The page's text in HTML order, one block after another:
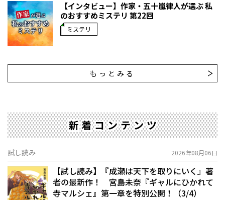
【インタビュー】作家・五十嵐律人が選ぶ 私
のおすすめミステリ 第22回
ミステリ
もっとみる
新着コンテンツ
試し読み 2026年08月06日
【試し読み】『成瀬は天下を取りにいく』著
者の最新作！ 宮島未奈『ギャルにひかれて
寺マルシェ』第一章を特別公開！（3/4）